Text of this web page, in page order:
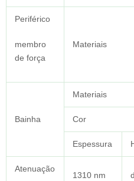
Periférico
membro
de força
Materiais
Bainha
Materiais
Cor
Espessura
Atenuação
1310 nm